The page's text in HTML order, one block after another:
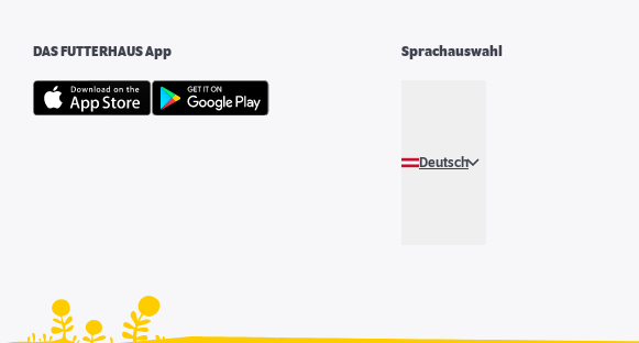
DAS FUTTERHAUS App Sprachauswahl
Deutsch